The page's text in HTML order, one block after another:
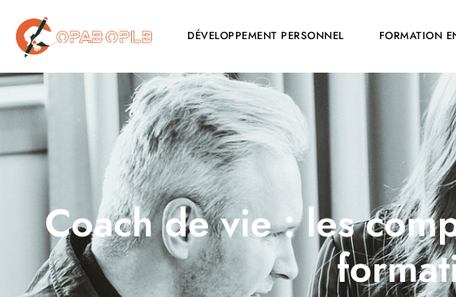
DÉVELOPPEMENT PERSONNEL FORMATION
Coach de vie : les